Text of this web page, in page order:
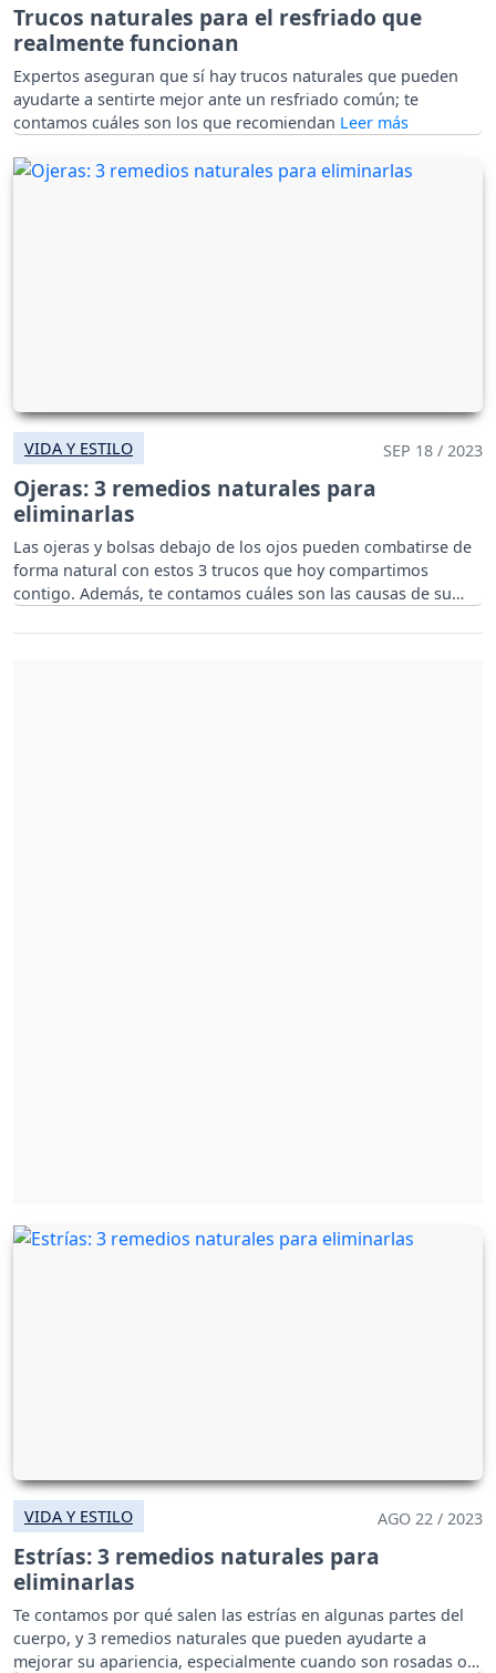
Trucos naturales para el resfriado que
realmente funcionan
Expertos aseguran que sí hay trucos naturales que pueden
ayudarte a sentirte mejor ante un resfriado común; te
contamos cuáles son los que recomiendan
VIDA Y ESTILO SEP 18 / 2023
Ojeras: 3 remedios naturales para
eliminarlas
Las ojeras y bolsas debajo de los ojos pueden combatirse de
forma natural con estos 3 trucos que hoy compartimos
contigo. Además, te contamos cuáles son las causas de su
VIDA Y ESTILO AGO 22 / 2023
Estrías: 3 remedios naturales para
eliminarlas
Te contamos por qué salen las estrías en algunas partes del
cuerpo, y 3 remedios naturales que pueden ayudarte a
mejorar su apariencia, especialmente cuando son rosadas o